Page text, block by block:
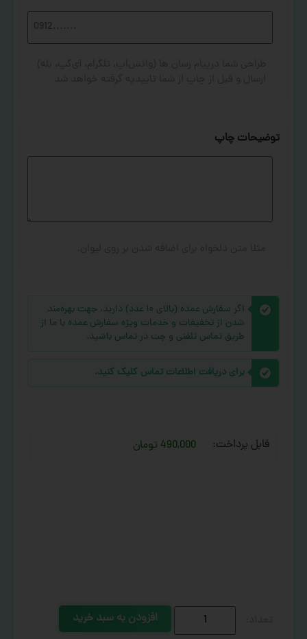
توضیحات چاپ
اگر سفارش عمده (بالای ۱۰ عدد) دارید، جهت بهره‌مند
شدن از تخفیفات و خدمات ویژه سفارش عمده با ما از
طریق تماس تلفنی و چت در تماس باشید.
برای دریافت اطلاعات تماس کلیک کنید.
قابل پرداخت: 490,000 تومان
افزودن به سبد خرید